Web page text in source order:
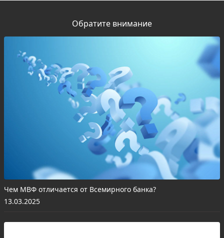
Обратите внимание
Чем МВФ отличается от Всемирного банка?
13.03.2025